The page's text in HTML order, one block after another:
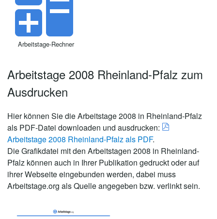
Arbeitstage-Rechner
Arbeitstage 2008 Rheinland-Pfalz zum
Ausdrucken
Hier können Sie die Arbeitstage 2008 in Rheinland-Pfalz
als PDF-Datei downloaden und ausdrucken:
Arbeitstage 2008 Rheinland-Pfalz als PDF.
Die Grafikdatei mit den Arbeitstagen 2008 in Rheinland-
Pfalz können auch in Ihrer Publikation gedruckt oder auf
ihrer Webseite eingebunden werden, dabei muss
Arbeitstage.org als Quelle angegeben bzw. verlinkt sein.